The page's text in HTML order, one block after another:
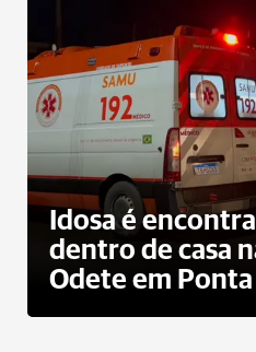
Idosa é
dentro de casa
Odete em Ponta